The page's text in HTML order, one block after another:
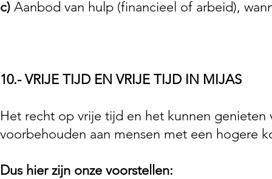
c) Aanbod van hulp (financieel of arbeid),
10.- VRIJE TIJD EN VRIJE TIJD IN MIJAS
Het recht op vrije tijd en het kunnen
voorbehouden aan mensen met een hogere
Dus hier zijn onze voorstellen: